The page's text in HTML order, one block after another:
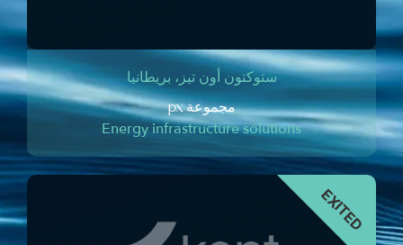
ستوكتون أون تيز، بريطانيا
مجموعة px
Energy infrastructure solutions